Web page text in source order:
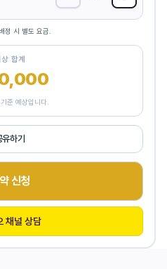
정 시 별도 요금.
상 합계
준 예상입니다.
유하기
신청
채널 상담